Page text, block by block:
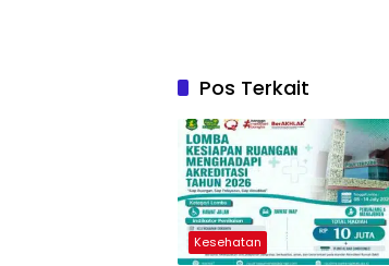
Pos Terkait
Kesehatan